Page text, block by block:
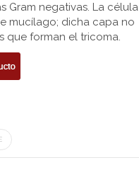
Gram negativas. La célula
mucílago; dicha capa no
que forman el tricoma.